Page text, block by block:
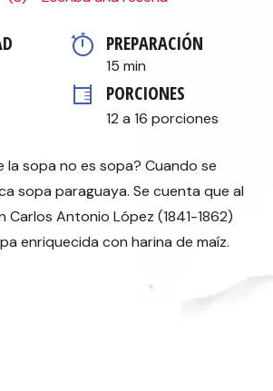
PREPARACIÓN
15 min
PORCIONES
12 a 16 porciones
la sopa no es sopa? Cuando se
sopa paraguaya. Se cuenta que al
Carlos Antonio López (1841-1862)
enriquecida con harina de maíz.